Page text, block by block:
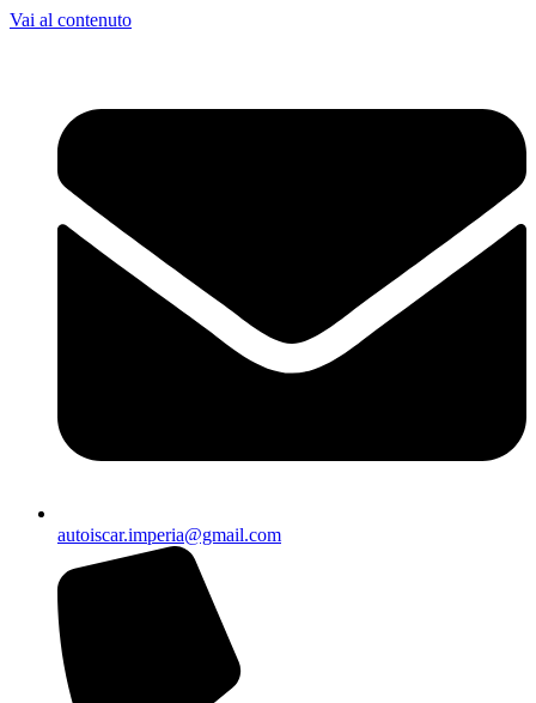
Vai al contenuto
autoiscar.imperia@gmail.com